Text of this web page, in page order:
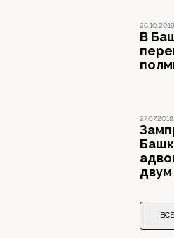
26.10.2019
В
27.07.2018